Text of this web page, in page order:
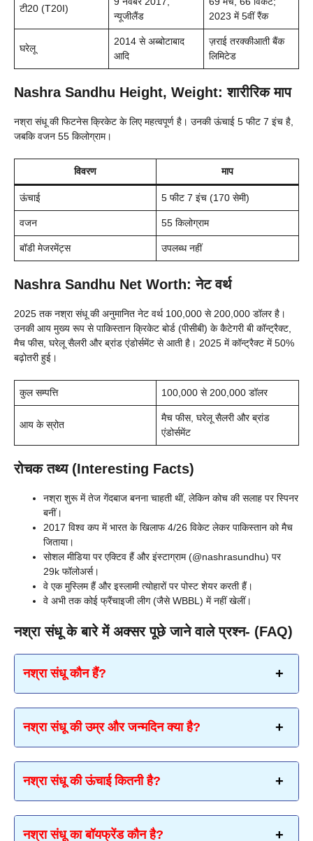
टी20 (T20I)
न्यूजीलैंड
2023 में 5वीं रैंक
घरेलू
2014 से अब्बोटाबाद
आदि
ज़राई तरक्कीआती बैंक
लिमिटेड
Nashra Sandhu Height, Weight: शारीरिक माप
नश्रा संधू की फिटनेस क्रिकेट के लिए महत्वपूर्ण है। उनकी ऊंचाई 5 फीट 7 इंच है,
जबकि वजन 55 किलोग्राम।
विवरण माप
ऊंचाई 5 फीट 7 इंच (170 सेमी)
वजन 55 किलोग्राम
बॉडी मेजरमेंट्स उपलब्ध नहीं
Nashra Sandhu Net Worth: नेट वर्थ
2025 तक नश्रा संधू की अनुमानित नेट वर्थ 100,000 से 200,000 डॉलर है।
उनकी आय मुख्य रूप से पाकिस्तान क्रिकेट बोर्ड (पीसीबी) के कैटेगरी बी कॉन्ट्रैक्ट,
मैच फीस, घरेलू सैलरी और ब्रांड एंडोर्समेंट से आती है। 2025 में कॉन्ट्रैक्ट में 50%
बढ़ोतरी हुई।
कुल सम्पत्ति 100,000 से 200,000 डॉलर
आय के स्रोत
मैच फीस, घरेलू सैलरी और ब्रांड
एंडोर्समेंट
रोचक तथ्य (Interesting Facts)
नश्रा शुरू में तेज गेंदबाज बनना चाहती थीं, लेकिन कोच की सलाह पर स्पिनर
बनीं।
2017 विश्व कप में भारत के खिलाफ 4/26 विकेट लेकर पाकिस्तान को मैच
जिताया।
सोशल मीडिया पर एक्टिव हैं और इंस्टाग्राम (@nashrasundhu) पर
29k फॉलोअर्स।
वे एक मुस्लिम हैं और इस्लामी त्योहारों पर पोस्ट शेयर करती हैं।
वे अभी तक कोई फ्रैंचाइजी लीग (जैसे WBBL) में नहीं खेलीं।
नश्रा संधू के बारे में अक्सर पूछे जाने वाले प्रश्न- (FAQ)
नश्रा संधू कौन हैं?
नश्रा संधू की उम्र और जन्मदिन क्या है?
नश्रा संधू की ऊंचाई कितनी है?
नश्रा संधू का बॉयफ्रेंड कौन है?